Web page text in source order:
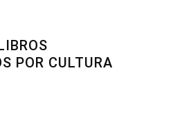
POR CULTURA